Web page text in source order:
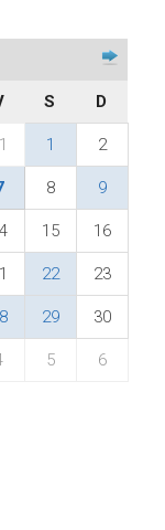
S D
1 2
8 9
15 16
22 23
29 30
5 6